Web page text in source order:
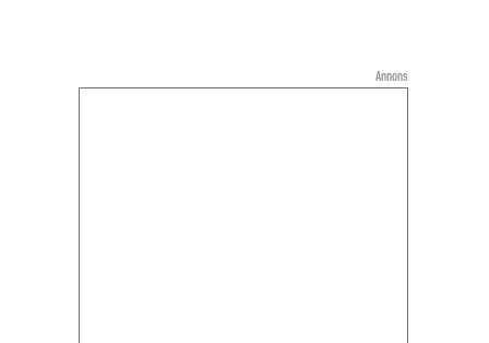
Annons